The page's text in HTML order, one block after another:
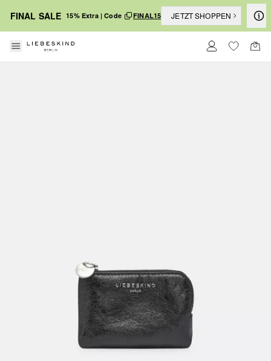
FINAL SALE 15% Extra | Code FINAL15 JETZT SHOPPEN